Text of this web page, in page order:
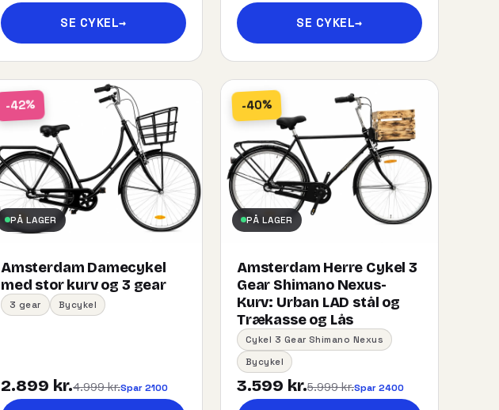
SE CYKEL→ SE CYKEL→
-42%
PÅ LAGER
Amsterdam Damecykel
med stor kurv og 3 gear
3 gear Bycykel
2.899 kr.4.999 kr.Spar 2100
-40%
PÅ LAGER
Amsterdam Herre Cykel 3
Gear Shimano Nexus-
Kurv:​ ​Urban​ ​LAD​ ​stål og
Trækasse og Lås
Cykel 3 Gear Shimano Nexus
Bycykel
3.599 kr.5.999 kr.Spar 2400